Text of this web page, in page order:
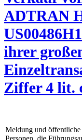
ADTRAN
ihrer
Ziffer 4 lit.
Meldung und öffentliche
Personen, die